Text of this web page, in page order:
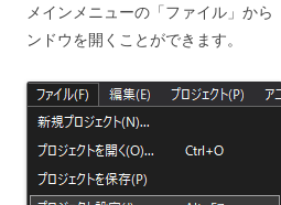
メインメニューの「ファイル」から
ンドウを開くことができます。